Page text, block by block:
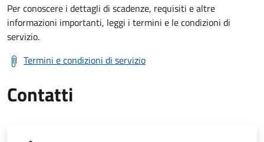
Per conoscere i dettagli di scadenze, requisiti e altre
informazioni importanti, leggi i termini e le condizioni di
servizio.
Termini e condizioni di servizio
Contatti